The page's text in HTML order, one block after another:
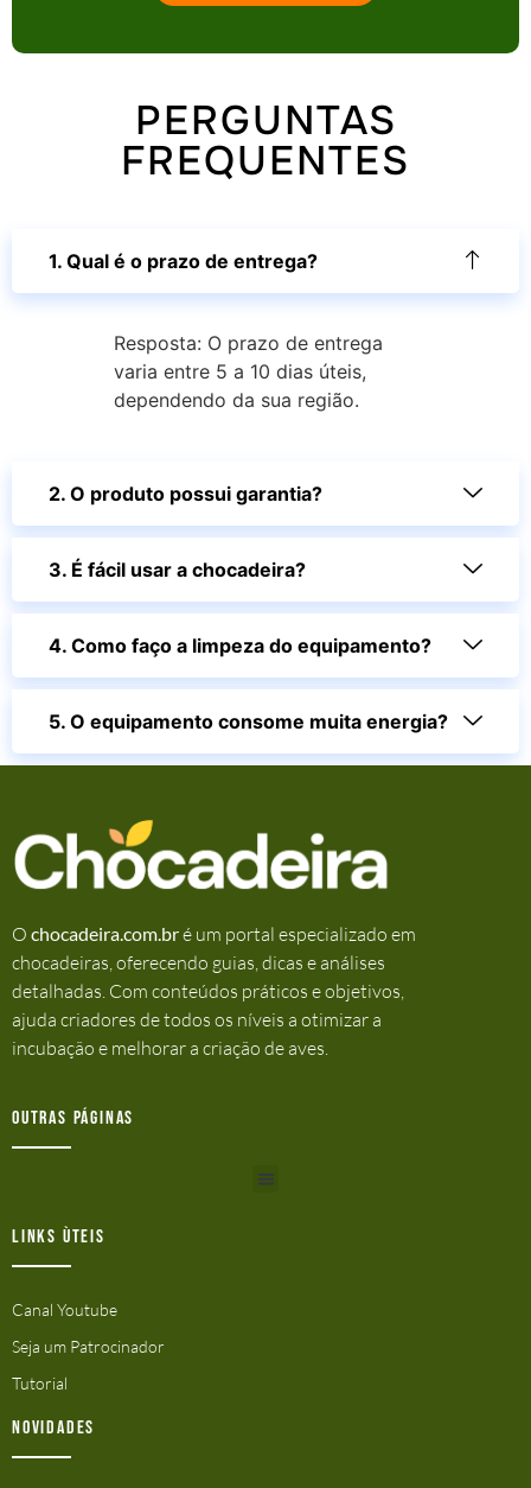
PERGUNTAS
FREQUENTES
1. Qual é o prazo de entrega?
Resposta: O prazo de entrega
varia entre 5 a 10 dias úteis,
dependendo da sua região.
2. O produto possui garantia?
3. É fácil usar a chocadeira?
4. Como faço a limpeza do equipamento?
5. O equipamento consome muita energia?
O chocadeira.com.bré um portal especializado em
chocadeiras, oferecendo guias, dicas e análises
detalhadas. Com conteúdos práticos e objetivos,
ajuda criadores de todos os níveis a otimizar a
incubação e melhorar a criação de aves.
Outras Páginas
Links ùteis
Canal Youtube
Seja um Patrocinador
Tutorial
Novidades